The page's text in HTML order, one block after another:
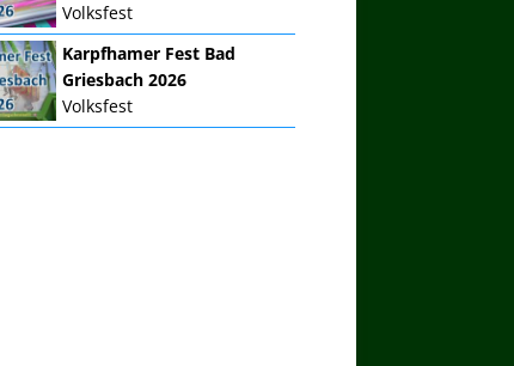
Volksfest
Karpfhamer Fest Bad
Griesbach 2026
Volksfest